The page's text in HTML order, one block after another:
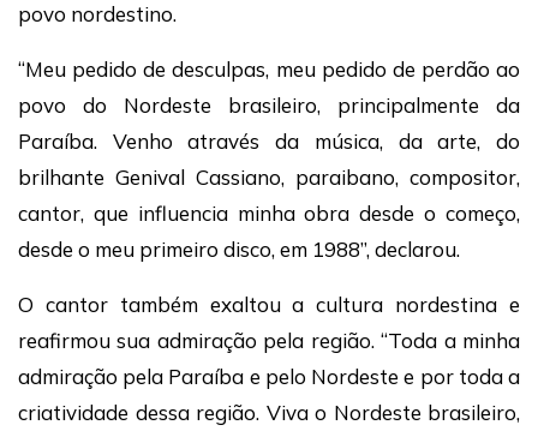
povo nordestino.
“Meu pedido de desculpas, meu pedido de perdão ao
povo do Nordeste brasileiro, principalmente da
Paraíba. Venho através da música, da arte, do
brilhante Genival Cassiano, paraibano, compositor,
cantor, que influencia minha obra desde o começo,
desde o meu primeiro disco, em 1988”, declarou.
O cantor também exaltou a cultura nordestina e
reafirmou sua admiração pela região. “Toda a minha
admiração pela Paraíba e pelo Nordeste e por toda a
criatividade dessa região. Viva o Nordeste brasileiro,